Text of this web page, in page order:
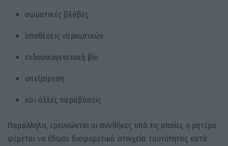
σωματικές βλάβες
υποθέσεις ναρκωτικών
ενδοοικογενειακή βία
υπεξαίρεση
και άλλες παραβάσεις
Παράλληλα, ερευνώνται οι συνθήκες υπό τις οποίες η μητέρα
φέρεται να έδωσε διαφορετικά στοιχεία ταυτότητας κατά